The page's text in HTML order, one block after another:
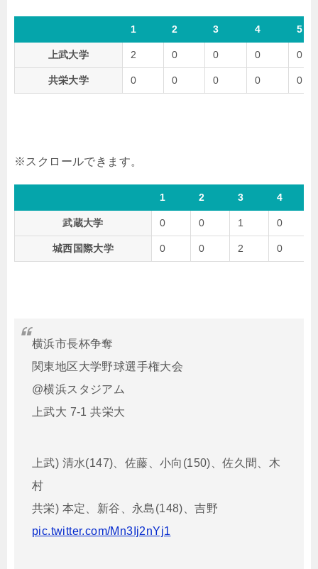
1 2 3 4 5
上武大学 2 0 0 0 0
共栄大学 0 0 0 0 0
1 2 3 4
武蔵大学 0 0 1 0
城西国際大学 0 0 2 0
横浜市長杯争奪
関東地区大学野球選手権大会
@横浜スタジアム
上武大 7-1 共栄大
上武) 清水(147)、佐藤、小向(150)、佐久間、木
村
共栄) 本定、新谷、永島(148)、吉野
pic.twitter.com/Mn3Ij2nYj1